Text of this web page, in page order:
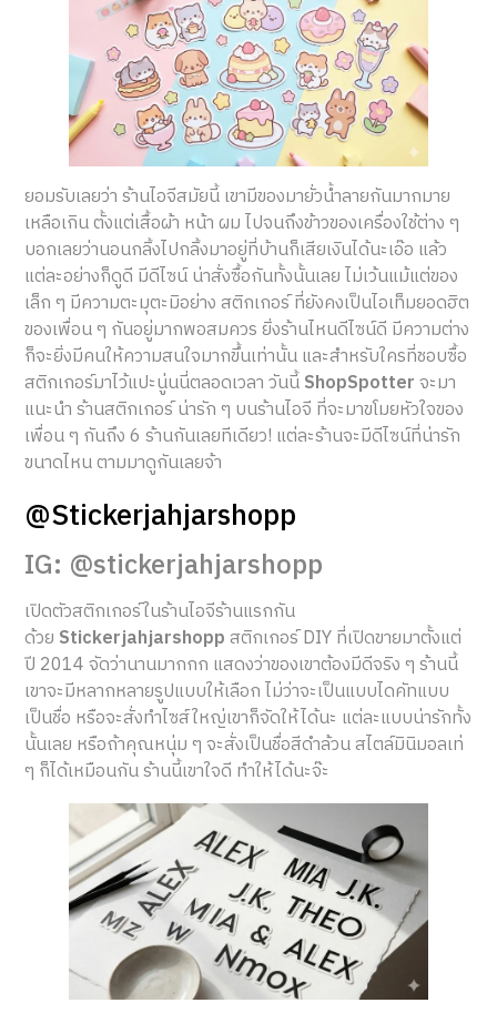
ยอมรับเลยว่า ร้านไอจีสมัยนี้ เขามีของมายั่วน้ำลายกันมากมาย
เหลือเกิน ตั้งแต่เสื้อผ้า หน้า ผม ไปจนถึงข้าวของเครื่องใช้ต่าง ๆ
บอกเลยว่านอนกลิ้งไปกลิ้งมาอยู่ที่บ้านก็เสียเงินได้นะเอ๊อ แล้ว
แต่ละอย่างก็ดูดี มีดีไซน์ น่าสั่งซื้อกันทั้งนั้นเลย ไม่เว้นแม้แต่ของ
เล็ก ๆ มีความตะมุตะมิอย่าง สติกเกอร์ ที่ยังคงเป็นไอเท็มยอดฮิต
ของเพื่อน ๆ กันอยู่มากพอสมควร ยิ่งร้านไหนดีไซน์ดี มีความต่าง
ก็จะยิ่งมีคนให้ความสนใจมากขึ้นเท่านั้น และสำหรับใครที่ชอบซื้อ
สติกเกอร์มาไว้แปะนู่นนี่ตลอดเวลา วันนี้ShopSpotterจะมา
แนะนำ ร้านสติกเกอร์ น่ารัก ๆ บนร้านไอจี ที่จะมาขโมยหัวใจของ
เพื่อน ๆ กันถึง 6 ร้านกันเลยทีเดียว! แต่ละร้านจะมีดีไซน์ที่น่ารัก
ขนาดไหน ตามมาดูกันเลยจ้า
@Stickerjahjarshopp
IG: @stickerjahjarshopp
เปิดตัวสติกเกอร์ในร้านไอจีร้านแรกกัน
ด้วย Stickerjahjarshoppสติกเกอร์ DIY ที่เปิดขายมาตั้งแต่
ปี 2014 จัดว่านานมากกก แสดงว่าของเขาต้องมีดีจริง ๆ ร้านนี้
เขาจะมีหลากหลายรูปแบบให้เลือก ไม่ว่าจะเป็นแบบไดคัทแบบ
เป็นชื่อ หรือจะสั่งทำไซส์ใหญ่เขาก็จัดให้ได้นะ แต่ละแบบน่ารักทั้ง
นั้นเลย หรือถ้าคุณหนุ่ม ๆ จะสั่งเป็นชื่อสีดำล้วน สไตล์มินิมอลเท่
ๆ ก็ได้เหมือนกัน ร้านนี้เขาใจดี ทำให้ได้นะจ๊ะ